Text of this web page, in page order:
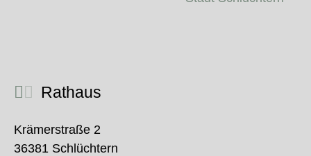
Rathaus
Krämerstraße 2
36381 Schlüchtern